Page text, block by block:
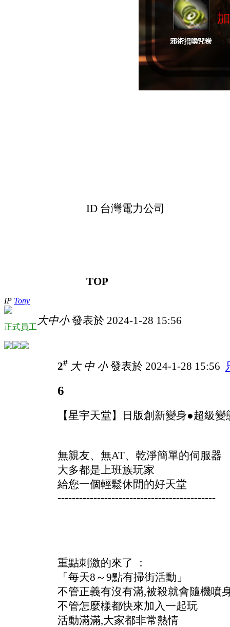
ID 台灣電力公司
TOP
IP Tony
正式員工
大中小發表於 2024-1-28 15:56
2# 大 中 小發表於 2024-1-28 15:56
6
【星宇天堂】日版創新變身●超級變
無親友、無AT、乾淨簡單的伺服器
大多都是上班族玩家
給您一個輕鬆休閒的好天堂
--------------------------------------------
重點刺激的來了 ：
「每天8～9點有掃街活動」
不管正義有沒有滿,被殺就會隨機噴
不管怎麼樣都快來加入一起玩
活動滿滿,大家都非常熱情